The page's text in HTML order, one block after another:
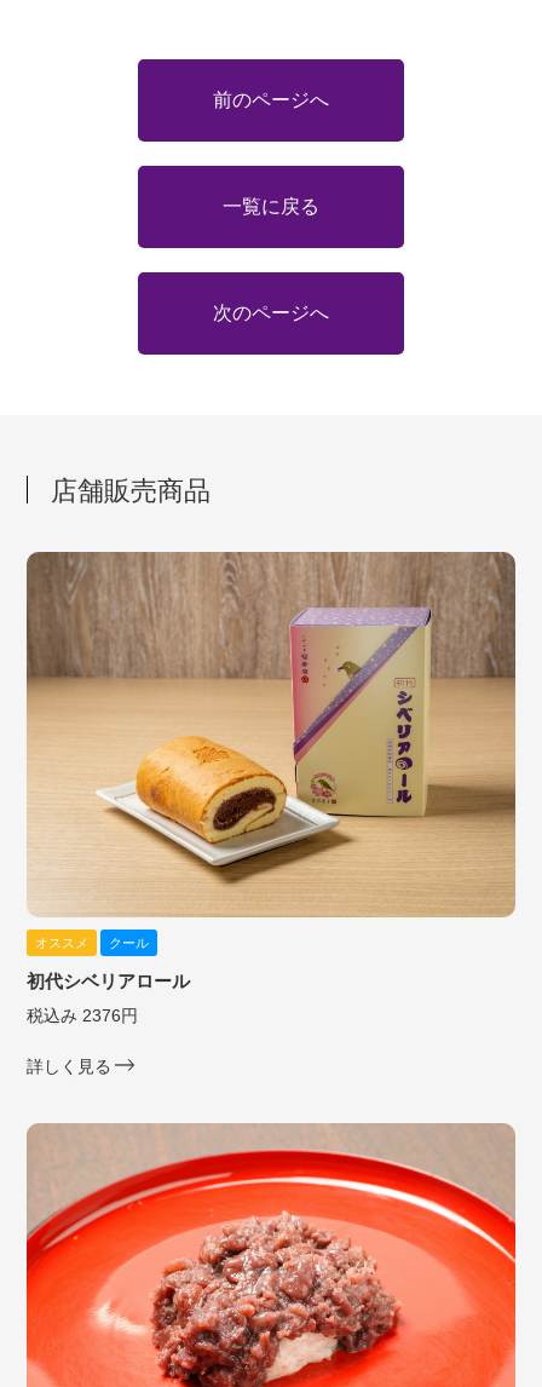
前のページへ
一覧に戻る
次のページへ
店舗販売商品
オススメ クール
初代シベリアロール
税込み 2376円
詳しく見る